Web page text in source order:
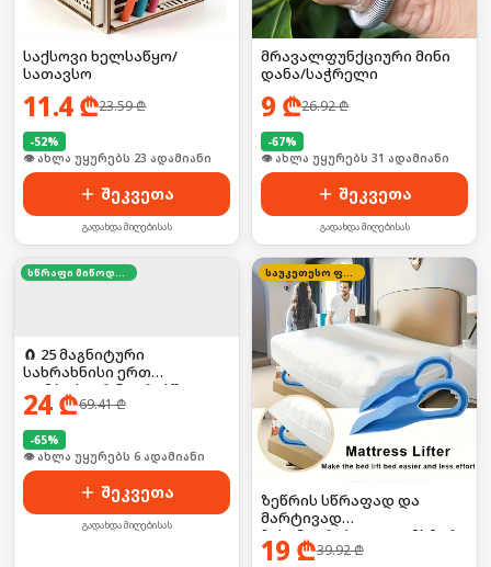
საქსოვი ხელსაწყო/
სათავსო
11.4₾23.59₾
-52%
🛒 ბოლო 24სთ-ში იყიდა 30-მა
შეკვეთა
გადახდა მიღებისას
მრავალფუნქციური მინი
დანა/საჭრელი
9 ₾26.92₾
-67%
🛒 ბოლო 24სთ-ში იყიდა 41-მა
შეკვეთა
გადახდა მიღებისას
სწრაფი მიწოდება
🧲 25 მაგნიტური
სახრახნისი ერთ
კომპაქტურ ნაკრებში!
24₾69.41₾
-65%
🛒 ბოლო 24სთ-ში იყიდა 9-მა
შეკვეთა
გადახდა მიღებისას
საუკეთესო ფასი
ზეწრის სწრაფად და
მარტივად
ჩასამაგრებელი დამხმარე
19 ₾39.92₾